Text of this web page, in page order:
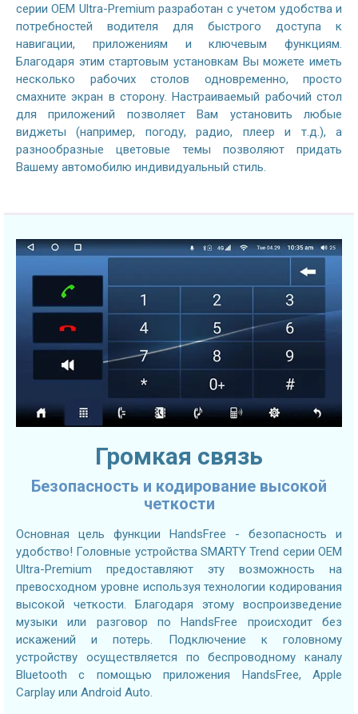
серии OEM Ultra-Premium разработан с учетом удобства и
потребностей водителя для быстрого доступа к
навигации, приложениям и ключевым функциям.
Благодаря этим стартовым установкам Вы можете иметь
несколько рабочих столов одновременно, просто
смахните экран в сторону. Настраиваемый рабочий стол
для приложений позволяет Вам установить любые
виджеты (например, погоду, радио, плеер и т.д.), а
разнообразные цветовые темы позволяют придать
Вашему автомобилю индивидуальный стиль.
Громкая связь
Безопасность и кодирование высокой
четкости
Основная цель функции HandsFree - безопасность и
удобство! Головные устройства SMARTY Trend серии OEM
Ultra-Premium предоставляют эту возможность на
превосходном уровне используя технологии кодирования
высокой четкости. Благодаря этому воспроизведение
музыки или разговор по HandsFree происходит без
искажений и потерь. Подключение к головному
устройству осуществляется по беспроводному каналу
Bluetooth с помощью приложения HandsFree, Apple
Carplay или Android Auto.